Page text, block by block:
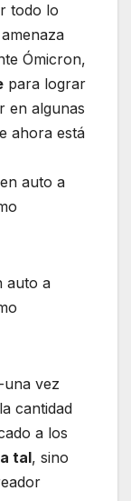
todo lo
Ómicron,
para lograr
en algunas
ahora está
auto a
una vez
cantidad
a los
tal, sino